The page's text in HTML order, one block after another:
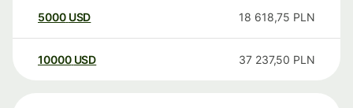
5000 USD 18 618,75 PLN
10000 USD 37 237,50 PLN